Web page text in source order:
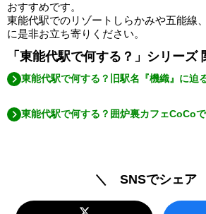
おすすめです。
東能代駅でのリゾートしらかみや五能線
に是非お立ち寄りください。
「東能代駅で何する？」シリーズ
東能代駅で何する？旧駅名『機織』に迫
東能代駅で何する？囲炉裏カフェCoCo
＼ SNSでシェア